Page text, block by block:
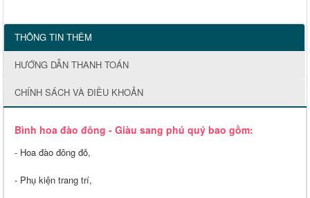
THÔNG TIN THÊM
HƯỚNG DẪN THANH TOÁN
CHÍNH SÁCH VÀ ĐIỀU KHOẢN
Bình hoa đào đông - Giàu sang phú quý bao gồm:
- Hoa đào đông đỏ,
- Phụ kiện trang trí,